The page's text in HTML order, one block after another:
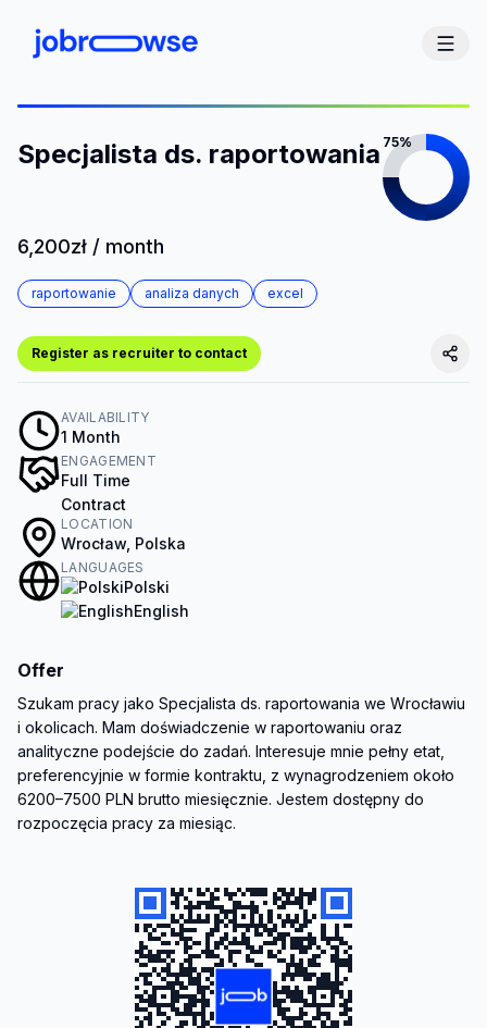
Specjalista ds. raportowania 75%
6,200zł / month
raportowanie analiza danych excel
Register as recruiter to contact
AVAILABILITY
1 Month
ENGAGEMENT
Full Time
Contract
LOCATION
Wrocław, Polska
LANGUAGES
Polski
English
Offer
Szukam pracy jako Specjalista ds. raportowania we Wrocławiu
i okolicach. Mam doświadczenie w raportowaniu oraz
analityczne podejście do zadań. Interesuje mnie pełny etat,
preferencyjnie w formie kontraktu, z wynagrodzeniem około
6200–7500 PLN brutto miesięcznie. Jestem dostępny do
rozpoczęcia pracy za miesiąc.